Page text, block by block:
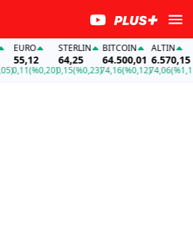
EURO
55,12
(%0,20)
STERLIN
64,25
0,15(%0,23)
BITCOIN
64.500,01
74,16(%0,12)
ALTIN
6.570,15
74,06(%1,14)